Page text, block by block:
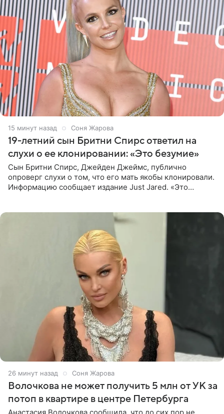
15 минут назад Соня Жарова
19-летний сын Бритни Спирс ответил на
слухи о ее клонировании: «Это безумие»
Сын Бритни Спирс, Джейден Джеймс, публично
опроверг слухи о том, что его мать якобы клонировали.
Информацию сообщает издание Just Jared. «Это
26 минут назад Соня Жарова
Волочкова не может получить 5 млн от УК за
потоп в квартире в центре Петербурга